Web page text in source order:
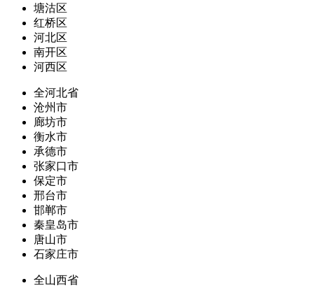
塘沽区
红桥区
河北区
南开区
河西区
全河北省
沧州市
廊坊市
衡水市
承德市
张家口市
保定市
邢台市
邯郸市
秦皇岛市
唐山市
石家庄市
全山西省